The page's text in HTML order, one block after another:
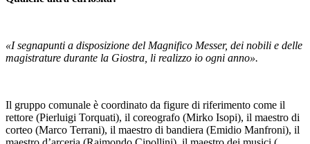
«I segnapunti a disposizione del Magnifico Messer, dei nobili e delle
magistrature durante la Giostra, li realizzo io ogni anno».
Il gruppo comunale è coordinato da figure di riferimento come il
rettore (Pierluigi Torquati), il coreografo (Mirko Isopi), il maestro di
corteo (Marco Terrani), il maestro di bandiera (Emidio Manfroni), il